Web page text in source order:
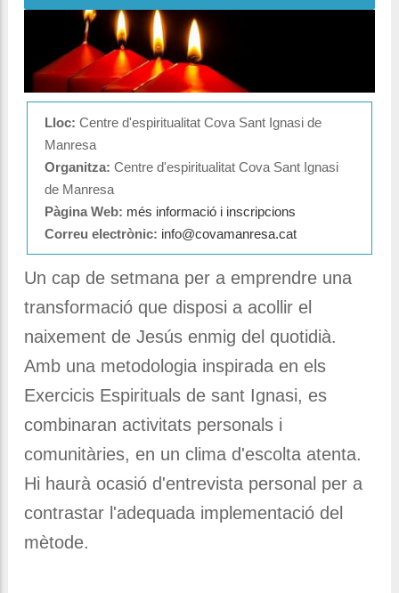
Lloc: Centre d'espiritualitat Cova Sant Ignasi de
Manresa
Organitza: Centre d'espiritualitat Cova Sant Ignasi
de Manresa
Pàgina Web: més informació i inscripcions
Correu electrònic: info@covamanresa.cat
Un cap de setmana per a emprendre una
transformació que disposi a acollir el
naixement de Jesús enmig del quotidià.
Amb una metodologia inspirada en els
Exercicis Espirituals de sant Ignasi, es
combinaran activitats personals i
comunitàries, en un clima d'escolta atenta.
Hi haurà ocasió d'entrevista personal per a
contrastar l'adequada implementació del
mètode.